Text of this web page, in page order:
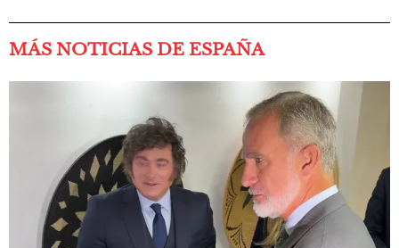
MÁS NOTICIAS DE ESPAÑA